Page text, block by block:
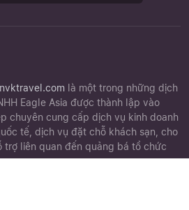
nvktravel.com là một trong những dịch
Eagle Asia được thành lập vào
chuyên cung cấp dịch vụ kinh doanh
tế, dịch vụ đặt chỗ khách sạn, cho
trợ liên quan đến quảng bá tổ chức